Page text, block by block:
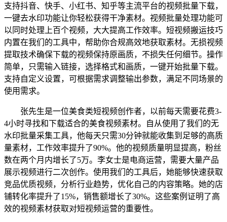
支持抖音、快手、小红书、知乎等主流平台的视频批量下载，
一键去水印功能让你轻松获得干净素材。视频批量处理功能可
以同时处理上百个视频，大大提高工作效率。短视频搬运技巧
内置在我们的工具中，帮助你合规高效地获取素材。无损视频
提取技术确保下载的视频保持原画质，不损失任何细节。操作
简单，只需输入链接，选择格式和画质，一键开始批量下载。
支持自定义设置，可根据需求调整输出参数，满足不同场景的
使用需求。
张先生是一位美食类短视频创作者，以前每天需要花费3-
4小时寻找和下载适合的美食视频素材。自从使用了我们的无
水印批量采集工具，他每天只需30分钟就能收集到足够的高质
量素材，工作效率提升了90%。他的视频质量明显提高，粉丝
数在两个月内增长了5万。李女士是电商运营，需要大量产品
展示视频进行二次创作。使用我们的工具后，她能够快速获取
竞品优质视频，分析行业趋势，优化自己的内容策略。她的店
铺转化率提升了15%，销售额增长了30%。这些案例证明了高
效的视频素材获取对短视频运营的重要性。